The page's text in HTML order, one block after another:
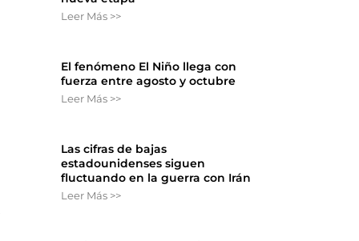
Leer Más >>
El fenómeno El Niño llega con
fuerza entre agosto y octubre
Leer Más >>
Las cifras de bajas
estadounidenses siguen
fluctuando en la guerra con Irán
Leer Más >>